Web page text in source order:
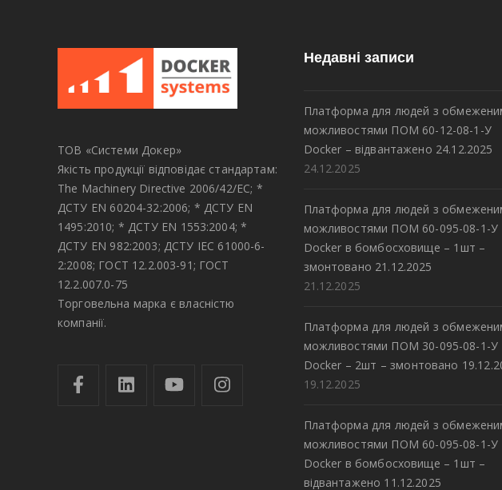
ТОВ «Системи Докер»
Якість продукції відповідає стандартам:
The Machinery Directive 2006/42/EC; *
ДСТУ EN 60204-32:2006; * ДСТУ EN
1495:2010; * ДСТУ EN 1553:2004; *
ДСТУ EN 982:2003; ДСТУ IEC 61000-6-
2:2008; ГОСТ 12.2.003-91; ГОСТ
12.2.007.0-75
Торговельна марка є власністю
компанії.
Недавні записи
Платформа для людей з
можливостями ПОМ 60-12-08-1-У
Docker – відвантажено 24.12.2025
24.12.2025
Платформа для людей з
можливостями ПОМ 60-095-08-1-У
Docker в бомбосховище – 1шт –
змонтовано 21.12.2025
21.12.2025
Платформа для людей з
можливостями ПОМ 30-095-08-1-У
Docker – 2шт – змонтовано
19.12.2025
Платформа для людей з
можливостями ПОМ 60-095-08-1-У
Docker в бомбосховище – 1шт –
відвантажено 11.12.2025